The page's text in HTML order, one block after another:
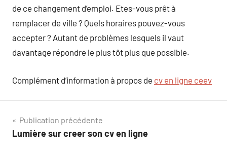
de ce changement d’emploi. Etes-vous prêt à
remplacer de ville ? Quels horaires pouvez-vous
accepter ? Autant de problèmes lesquels il vaut
davantage répondre le plus tôt plus que possible.
Complément d’information à propos de cv en ligne ceev
Navigation
de
Publication précédente
Lumière sur creer son cv en ligne